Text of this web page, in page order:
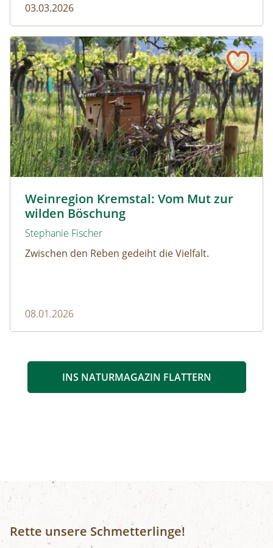
03.03.2026
Weinregion Kremstal: Vom Mut zur
wilden Böschung
Stephanie Fischer
Zwischen den Reben gedeiht die Vielfalt.
08.01.2026
Weinregion Kremstal: Vom Mut zur wilden Böschung
INS NATURMAGAZIN FLATTERN
Rette unsere Schmetterlinge!